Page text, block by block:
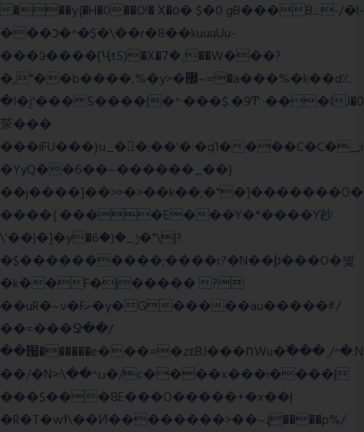
���y{�H�0��O!� X�о� $�0 gB���Bے-/�l-
���כ�^�$�\��r�8��kuuuUu-
���ӭ����[Ҷt5)�X�܉�7��W���?
�,"��b����,%�y>�޼~=�a���%�k��d؉
�I�į'��� 5����|�^:���$.�9Ͳ ·���IJ�0
荥���
���iFU���}u_��;��'�:�q1����C�C�_;i
�YyQ��6��~������_��}
��j����]��>>�>��k��;�"�]�������O�
����{ ����E���Y�*����Y䟞
\'��|�]�y�ݱ_�(�6�"\|?
�$����������;����r?�N��ϸ���O�볓
�k��F�|����� ?
��uR�~v�Fށ�y�G�����au�����ꑷ/
��=���Ջ��/
��՗������e���=�zεBJ���חWu�߰���˯/^�.N
��/�N>ߎ^��\܃�/c����x���i����|
���$���ܿ8E���O�����+�x��|
�R�T�wɬ\� �И��������>��~ɻ����p%/